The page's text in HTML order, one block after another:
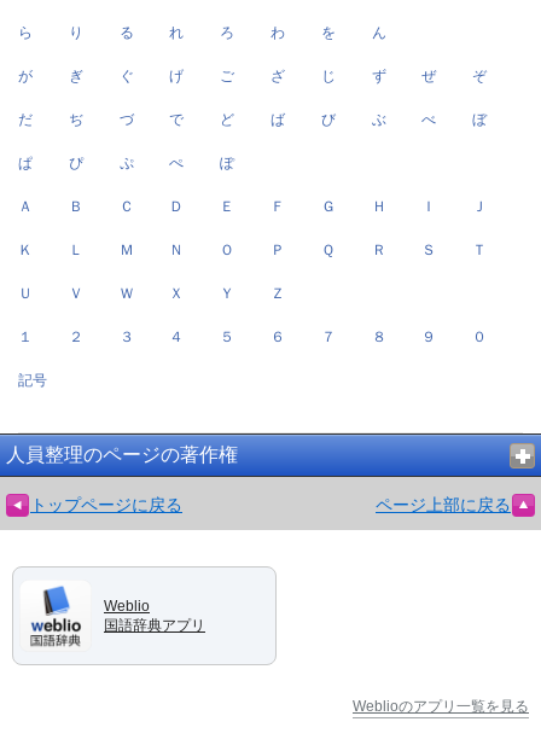
ら り る れ ろ わ を ん
が ぎ ぐ げ ご ざ じ ず ぜ ぞ
だ ぢ づ で ど ば び ぶ べ ぼ
ぱ ぴ ぷ ぺ ぽ
Ａ Ｂ Ｃ Ｄ Ｅ Ｆ Ｇ Ｈ Ｉ Ｊ
Ｋ Ｌ Ｍ Ｎ Ｏ Ｐ Ｑ Ｒ Ｓ Ｔ
Ｕ Ｖ Ｗ Ｘ Ｙ Ｚ
１ ２ ３ ４ ５ ６ ７ ８ ９ ０
記号
人員整理のページの著作権
トップページに戻る ページ上部に戻る
Weblio
国語辞典アプリ
Weblioのアプリ一覧を見る